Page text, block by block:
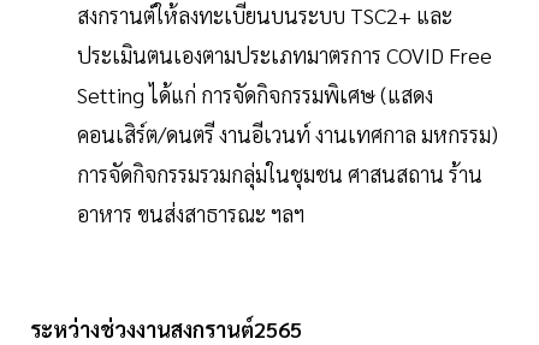
สงกรานต์ให้ลงทะเบียนบนระบบ TSC2+ และ
ประเมินตนเองตามประเภทมาตรการ COVID Free
Setting ได้แก่ การจัดกิจกรรมพิเศษ (แสดง
คอนเสิร์ต/ดนตรี งานอีเวนท์ งานเทศกาล มหกรรม)
การจัดกิจกรรมรวมกลุ่มในชุมชน ศาสนสถาน ร้าน
อาหาร ขนส่งสาธารณะ ฯลฯ
ระหว่างช่วงงานสงกรานต์2565